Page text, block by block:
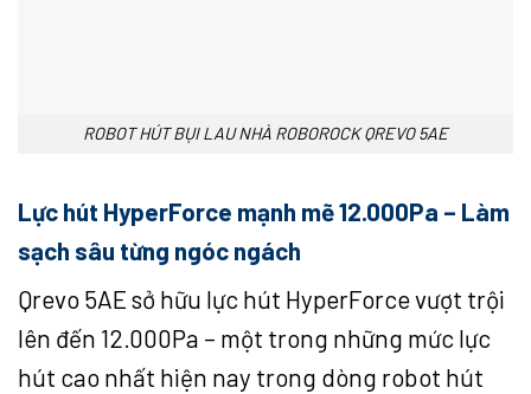
ROBOT HÚT BỤI LAU NHÀ ROBOROCK QREVO 5AE
Lực hút HyperForce mạnh mẽ 12.000Pa – Làm
sạch sâu từng ngóc ngách
Qrevo 5AE sở hữu lực hút HyperForce vượt trội
lên đến 12.000Pa – một trong những mức lực
hút cao nhất hiện nay trong dòng robot hút